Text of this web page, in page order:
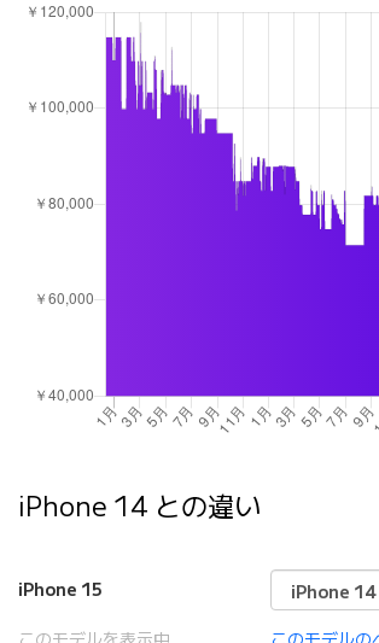
iPhone 14 との違い
iPhone 15